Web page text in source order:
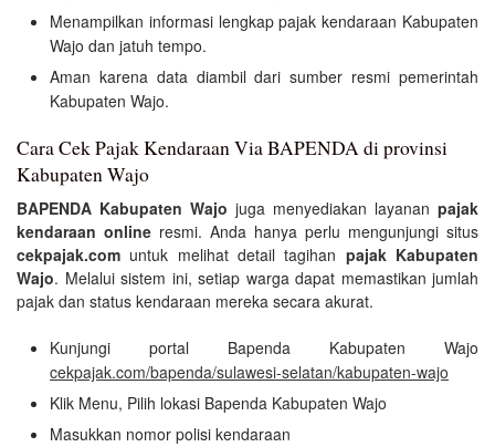
Menampilkan informasi lengkap pajak kendaraan Kabupaten
Wajo dan jatuh tempo.
Aman karena data diambil dari sumber resmi pemerintah
Kabupaten Wajo.
Cara Cek Pajak Kendaraan Via BAPENDA di provinsi
Kabupaten Wajo
BAPENDA Kabupaten Wajo juga menyediakan layanan pajak
kendaraan online resmi. Anda hanya perlu mengunjungi situs
cekpajak.com untuk melihat detail tagihan pajak Kabupaten
Wajo. Melalui sistem ini, setiap warga dapat memastikan jumlah
pajak dan status kendaraan mereka secara akurat.
Kunjungi portal Bapenda Kabupaten Wajo
cekpajak.com/bapenda/sulawesi-selatan/kabupaten-wajo
Klik Menu, Pilih lokasi Bapenda Kabupaten Wajo
Masukkan nomor polisi kendaraan